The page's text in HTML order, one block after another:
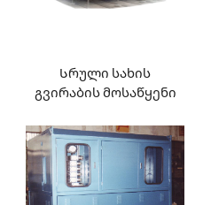
Სრული სახის
გვირაბის მოსაწყენი
მდგომარეობაში